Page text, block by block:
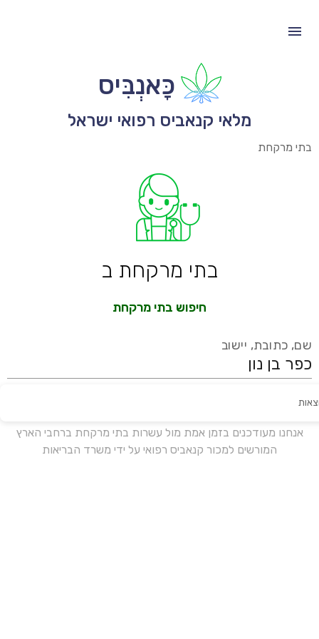
כָּאנְבִּיס
מלאי קנאביס רפואי ישראל
בתי מרקחת
בתי מרקחת ב
חיפוש בתי מרקחת
שם, כתובת, יישוב
אנחנו מעודכנים בזמן אמת מול עשרות בתי מרקחת ברחבי הארץ
המורשים למכור קנאביס רפואי על ידי משרד הבריאות